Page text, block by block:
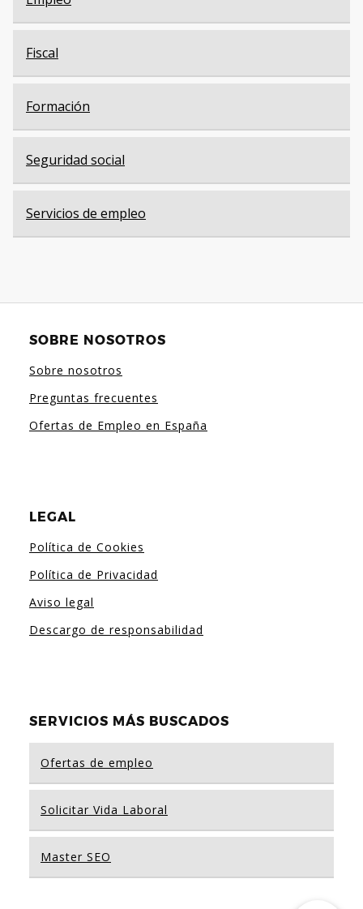
Fiscal
Formación
Seguridad social
Servicios de empleo
SOBRE NOSOTROS
Sobre nosotros
Preguntas frecuentes
Ofertas de Empleo en España
LEGAL
Política de Cookies
Política de Privacidad
Aviso legal
Descargo de responsabilidad
SERVICIOS MÁS BUSCADOS
Ofertas de empleo
Solicitar Vida Laboral
Master SEO